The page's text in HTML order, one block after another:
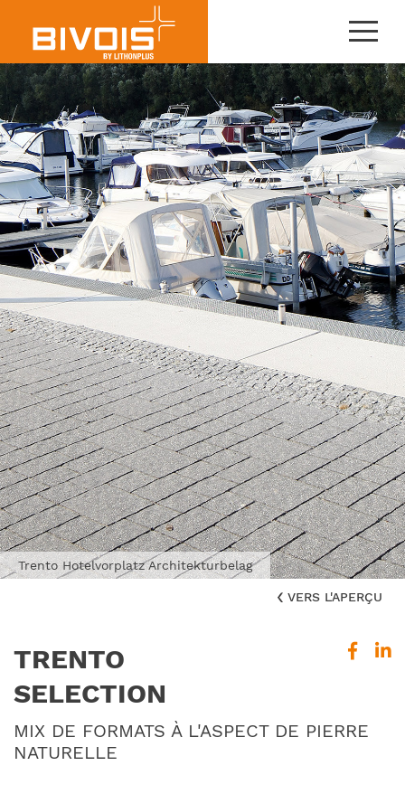
Trento Hotelvorplatz Architekturbelag
VERS L'APERÇU
TRENTO
SELECTION
MIX DE FORMATS À L'ASPECT DE PIERRE
NATURELLE